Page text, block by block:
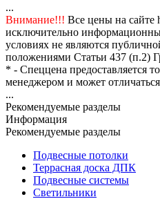
...
Внимание!!! Все цены на сайте
исключительно
условиях не являются
положениями Статьи 437 (п.2)
* - Спеццена предоставляется
менеджером и может
...
Рекомендуемые разделы
Информация
Рекомендуемые разделы
Подвесные потолки
Террасная доска ДПК
Подвесные системы
Светильники